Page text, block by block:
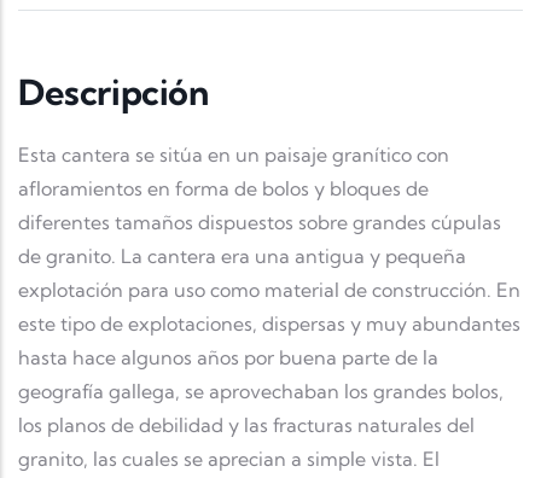
Descripción
Esta cantera se sitúa en un paisaje granítico con
afloramientos en forma de bolos y bloques de
diferentes tamaños dispuestos sobre grandes cúpulas
de granito. La cantera era una antigua y pequeña
explotación para uso como material de construcción. En
este tipo de explotaciones, dispersas y muy abundantes
hasta hace algunos años por buena parte de la
geografía gallega, se aprovechaban los grandes bolos,
los planos de debilidad y las fracturas naturales del
granito, las cuales se aprecian a simple vista. El